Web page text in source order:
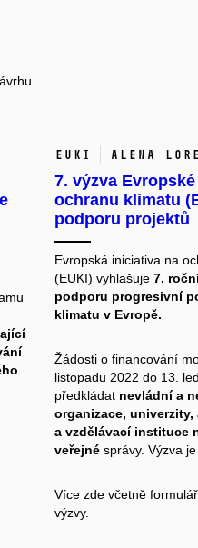
EUKI Alena
7. výzva
ochranu klimatu
podporu projektů
Evropská iniciativa na
(EUKI) vyhlašuje 7.
podporu progresivní
klimatu v Evropě.
Žádosti o financování
listopadu 2022 do 13.
předkládat nevládní a
organizace, univerzity,
a vzdělávací instituce
veřejnésprávy. Výzva je
Více zde včetně
výzvy.